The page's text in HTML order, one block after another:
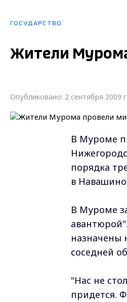
ГОСУДАРСТВО
Жители
Опубликовано: 2 сентября 2009
В Муроме
порядка
в
В Муроме
назначены
соседней
"Нас не
придется.